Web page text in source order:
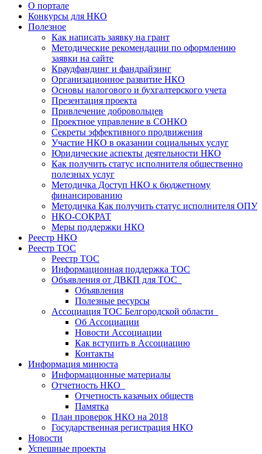
О портале
Конкурсы для НКО
Полезное
Как написать заявку на грант
Методические рекомендации по оформлению
заявки на сайте
Краудфандинг и фандрайзинг
Организационное развитие НКО
Основы налогового и бухгалтерского учета
Презентация проекта
Привлечение добровольцев
Проектное управление в СОНКО
Секреты эффективного продвижения
Участие НКО в оказании социальных услуг
Юридические аспекты деятельности НКО
Как получить статус исполнителя общественно
полезных услуг
Методичка Доступ НКО к бюджетному
финансированию
Методичка Как получить статус исполнителя ОПУ
НКО-СОКРАТ
Меры поддержки НКО
Реестр НКО
Реестр ТОС
Реестр ТОС
Информационная поддержка ТОС
Объявления от ДВКП для ТОС
Объявления
Полезные ресурсы
Ассоциация ТОС Белгородской области
Об Ассоциации
Новости Ассоциации
Как вступить в Ассоциацию
Контакты
Информация минюста
Информационные материалы
Отчетность НКО
Отчетность казачьих обществ
Памятка
План проверок НКО на 2018
Государственная регистрация НКО
Новости
Успешные проекты